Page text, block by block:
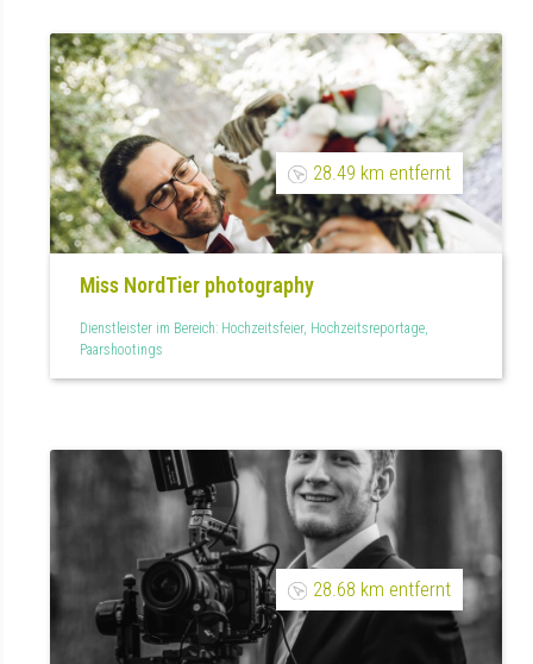
28.49 km entfernt
Miss NordTier photography
Dienstleister im Bereich: Hochzeitsfeier, Hochzeitsreportage,
Paarshootings
28.68 km entfernt